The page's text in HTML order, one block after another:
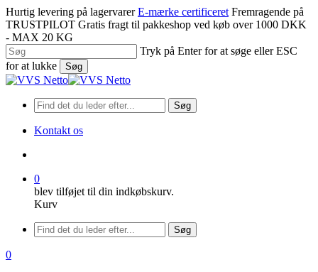
Spring
til
hovedindhold
Hurtig levering på lagervarer E-mærke certificeret Fremragende på
TRUSTPILOT Gratis fragt til pakkeshop ved køb over 1000 DKK
- MAX 20 KG
Tryk på Enter for at søge eller ESC
for at lukke
Søg
Luk
Søg
Kontakt os
0
blev tilføjet til din indkøbskurv.
Kurv
Menu
Søg
søge
0